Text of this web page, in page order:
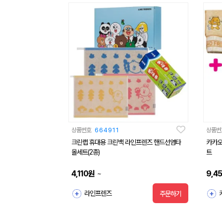
상품번호 664911
크린랩 휴대용 크린백 라인프렌즈 핸드선염타
올세트(2종)
4,110원 ~
라인프렌즈 주문하기
상품
카카
트